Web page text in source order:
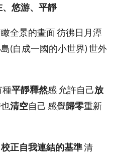
、悠游、平靜
全景的畫面 彷彿日月潭
(自成一國的小世界) 世外
種平靜釋然感 允許自己放
清空自己 感覺歸零重新
校正自我連結的基準清